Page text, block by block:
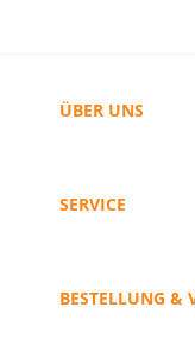
ÜBER UNS
SERVICE
BESTELLUNG &